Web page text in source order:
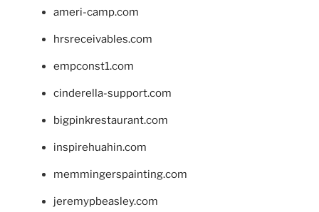
ameri-camp.com
hrsreceivables.com
empconst1.com
cinderella-support.com
bigpinkrestaurant.com
inspirehuahin.com
memmingerspainting.com
jeremypbeasley.com